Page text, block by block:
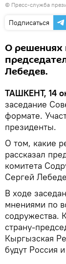
© Пресс-служба
Подписаться
О решениях
Лебедев.
ТАШКЕНТ, 14
заседание
формате.
президенты.
О том, какие
рассказал
комитета
Сергей
В ходе
мнениями по
содружества.
страну-
Кыргызская
будут Россия